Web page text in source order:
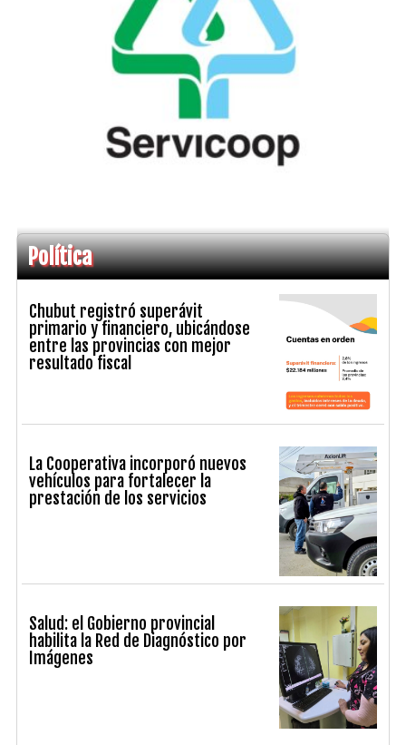
Política
Chubut registró superávit
primario y financiero, ubicándose
entre las provincias con mejor
resultado fiscal
La Cooperativa incorporó nuevos
vehículos para fortalecer la
prestación de los servicios
Salud: el Gobierno provincial
habilita la Red de Diagnóstico por
Imágenes